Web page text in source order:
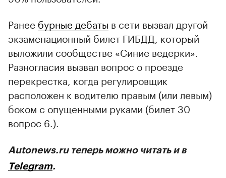
Ранее бурные дебаты в сети вызвал другой
экзаменационный билет ГИБДД, который
выложили сообществе «Синие ведерки».
Разногласия вызвал вопрос о проезде
перекрестка, когда регулировщик
расположен к водителю правым (или левым)
боком с опущенными руками (билет 30
вопрос 6.).
Autonews.ru теперь можно читать и в
Telegram.